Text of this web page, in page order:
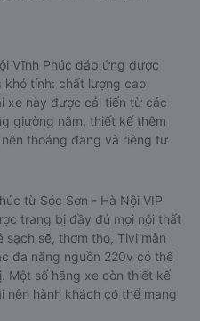
Vĩnh Phúc đáp ứng được
khó tính: chất lượng cao
xe này được cải tiến từ các
giường nằm, thiết kế thêm
thoáng đãng và riêng tư
từ Sóc Sơn - Hà Nội VIP
trang bị đầy đủ mọi nội thất
sẽ, thơm tho, Tivi màn
đa năng nguồn 220v có thể
Một số hãng xe còn thiết kế
nên hành khách có thể mang